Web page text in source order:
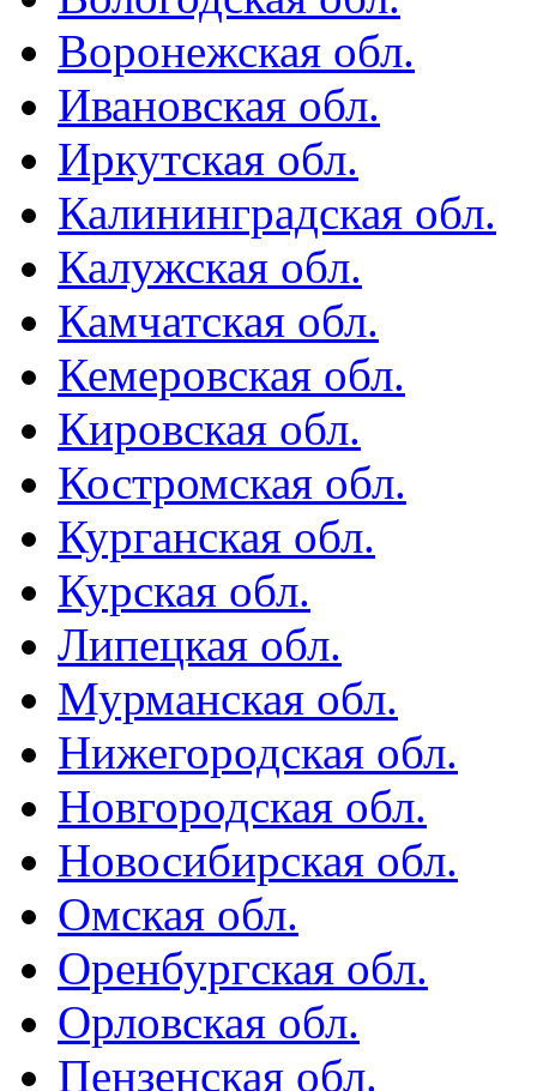
Воронежская обл.
Ивановская обл.
Иркутская обл.
Калининградская обл.
Калужская обл.
Камчатская обл.
Кемеровская обл.
Кировская обл.
Костромская обл.
Курганская обл.
Курская обл.
Липецкая обл.
Мурманская обл.
Нижегородская обл.
Новгородская обл.
Новосибирская обл.
Омская обл.
Оренбургская обл.
Орловская обл.
Пензенская обл.